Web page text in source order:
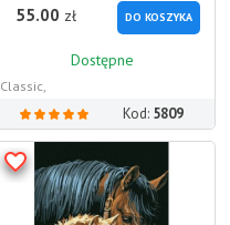
55.00 zł DO KOSZYKA
Dostępne
Classic,
Kod: 5809